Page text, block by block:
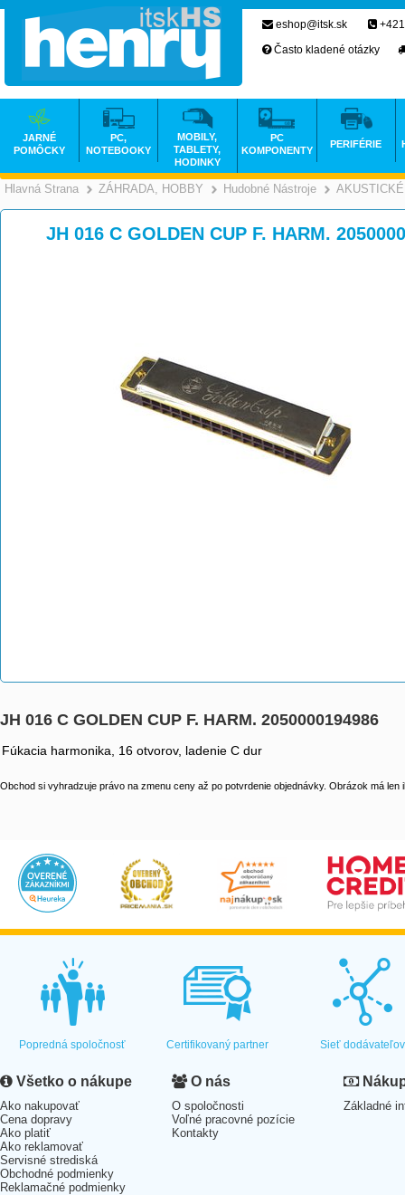
Hlavná Strana >
ZÁHRADA, HOBBY >
Hudobné Nástroje
JH 016 C GOLDEN CUP F. HARM.
JH 016 C GOLDEN CUP F. HARM. 2050000194986
Fúkacia harmonika, 16 otvorov, ladenie C dur
Obchod si vyhradzuje právo na zmenu ceny až po potvrdenie objednávky. Obrázok má len
eshop@itsk.sk
Často kladené otázky
JARNÉ
POMÔCKY
PC,
NOTEBOOKY
MOBILY,
TABLETY,
HODINKY
PC
KOMPONENTY
PERIFÉRIE
Popredná spoločnosť Certifikovaný partner Sieť dodávateľov
Všetko o nákupe
Ako nakupovať
Cena dopravy
Ako platiť
Ako reklamovať
Servisné strediská
Obchodné podmienky
Reklamačné podmienky
O nás
O spoločnosti
Voľné pracovné pozície
Kontakty
Základné